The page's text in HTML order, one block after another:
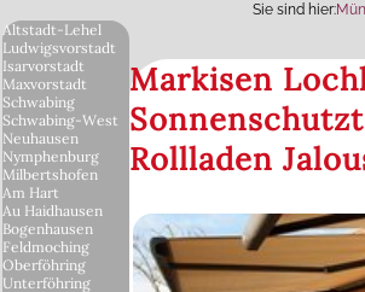
Sie sind hier:
Markisen
Rollladen
Altstadt-Lehel
Ludwigsvorstadt
Isarvorstadt
Maxvorstadt
Schwabing
Schwabing-West
Neuhausen
Nymphenburg
Milbertshofen
Am Hart
Au Haidhausen
Bogenhausen
Feldmoching
Oberföhring
Unterföhring